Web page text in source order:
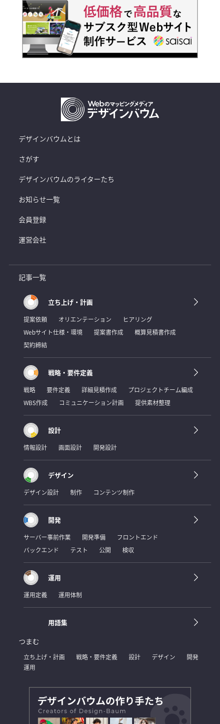
デザインバウムとは
さがす
デザインバウムのライターたち
お知らせ一覧
会員登録
運営会社
記事一覧
立ち上げ・計画
提案依頼 オリエンテーション
ヒアリング
Webサイト仕様・環境
提案書作成
概算見積書作成
契約締結
戦略・要件定義
戦略 要件定義 詳細見積作成
プロジェクトチーム編成
WBS作成
コミュニケーション計画 提供素材整理
設計
情報設計 画面設計 開発設計
デザイン
デザイン設計 制作 コンテンツ制作
開発
サーバー事前作業 開発準備
フロントエンド
バックエンド
テスト 公開 検収
運用
運用定義 運用体制
用語集
つまむ
立ち上げ・計画 戦略・要件定義 設計 デザイン
開発
運用